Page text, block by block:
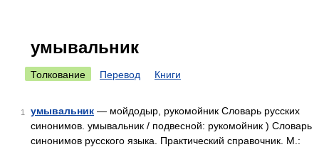
умывальник
Толкование Перевод Книги
1 умывальник — мойдодыр, рукомойник Словарь русских
синонимов. умывальник / подвесной: рукомойник ) Словарь
синонимов русского языка. Практический справочник. М.: